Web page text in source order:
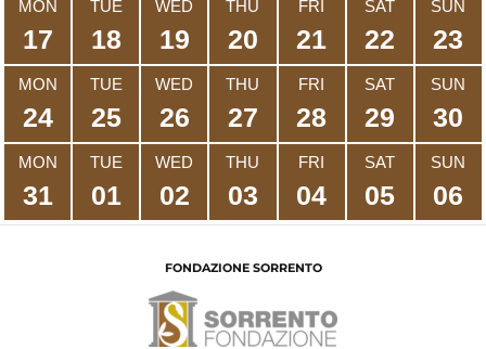
MON
17
TUE
18
WED
19
THU
20
FRI
21
SAT
22
SUN
23
MON
24
TUE
25
WED
26
THU
27
FRI
28
SAT
29
SUN
30
MON
31
TUE
01
WED
02
THU
03
FRI
04
SAT
05
SUN
06
FONDAZIONE SORRENTO